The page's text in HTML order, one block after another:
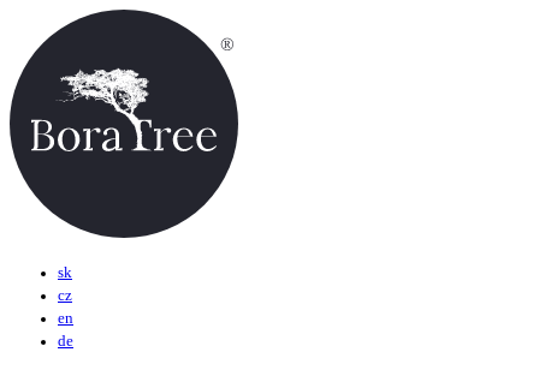
sk
cz
en
de